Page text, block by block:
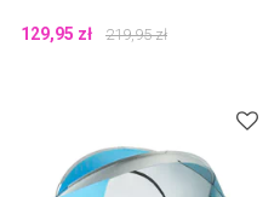
129,95 zł 219,95zł